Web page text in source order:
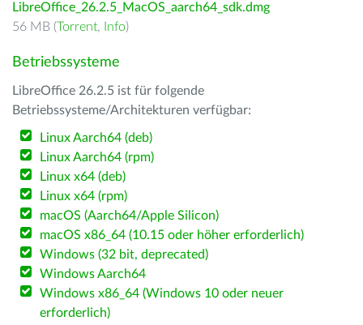
LibreOffice_26.2.5_MacOS_aarch64_sdk.dmg
56 MB (Torrent, Info)
Betriebssysteme
LibreOffice 26.2.5 ist für folgende
Betriebssysteme/Architekturen verfügbar:
Linux Aarch64 (deb)
Linux Aarch64 (rpm)
Linux x64 (deb)
Linux x64 (rpm)
macOS (Aarch64/Apple Silicon)
macOS x86_64 (10.15 oder höher erforderlich)
Windows (32 bit, deprecated)
Windows Aarch64
Windows x86_64 (Windows 10 oder neuer
erforderlich)